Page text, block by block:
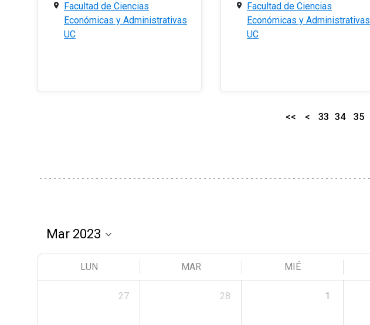
Facultad de Ciencias
Económicas y Administrativas
UC
Facultad de Ciencias
Económicas y Administrativas
UC
<< < 33 34 35
LUN MAR MIÉ
27 28 1